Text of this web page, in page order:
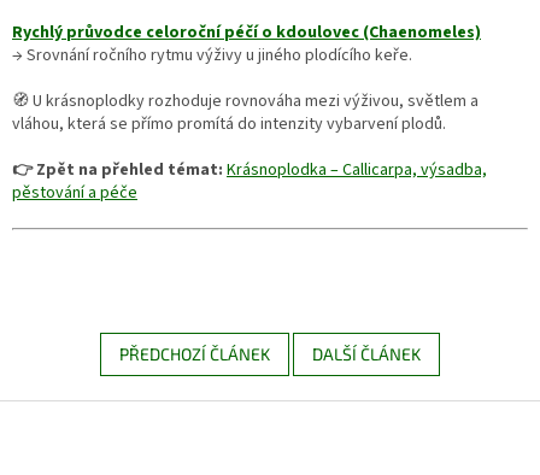
Rychlý průvodce celoroční péčí o kdoulovec (Chaenomeles)
→ Srovnání ročního rytmu výživy u jiného plodícího keře.
🧭 U krásnoplodky rozhoduje rovnováha mezi výživou, světlem a
vláhou, která se přímo promítá do intenzity vybarvení plodů.
👉 Zpět na přehled témat: Krásnoplodka – Callicarpa, výsadba,
pěstování a péče
PŘEDCHOZÍ ČLÁNEK DALŠÍ ČLÁNEK